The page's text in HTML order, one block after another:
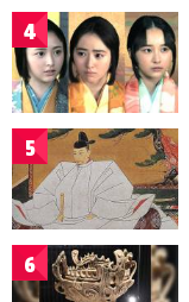
4
5
6